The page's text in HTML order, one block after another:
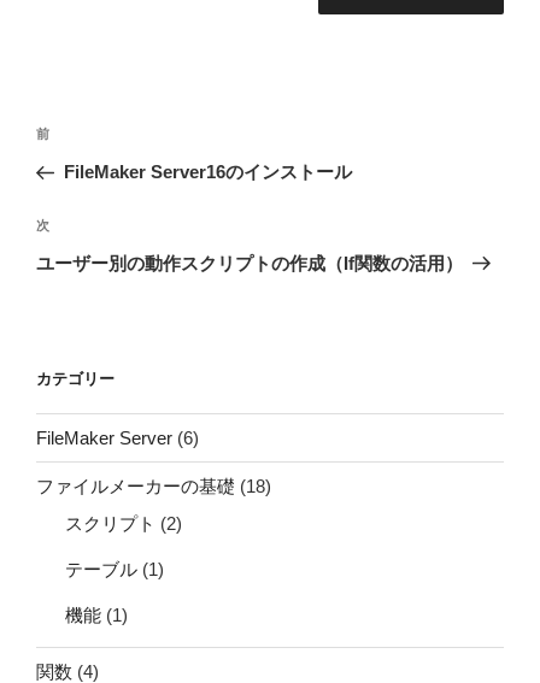
投
ナ
ビ
ゲ
ン
前
の
稿
前
FileMaker Server16のインストール
次
の
次
ユーザー別の動作スクリプトの作成（If関数の活用）
カテゴリー
FileMaker Server (6)
ファイルメーカーの基礎 (18)
スクリプト (2)
テーブル (1)
機能 (1)
関数 (4)